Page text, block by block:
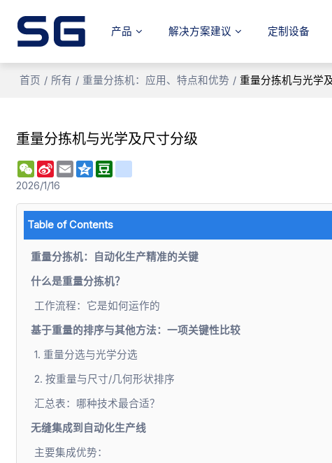
产品 解决方案建议 定制设备
首页 / 所有 / 重量分拣机：应用、特点和优势 / 重量分拣机与光学
重量分拣机与光学及尺寸分级
WeChat
Sina
Weibo
EmailQzone
2026/1/16
Table of Contents
重量分拣机：自动化生产精准的关键
什么是重量分拣机？
工作流程：它是如何运作的
基于重量的排序与其他方法：一项关键性比较
1. 重量分选与光学分选
2. 按重量与尺寸/几何形状排序
汇总表：哪种技术最合适？
无缝集成到自动化生产线
主要集成优势：